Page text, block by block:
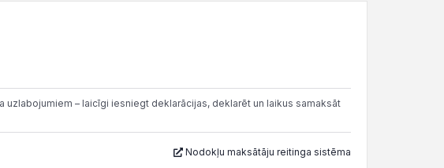
– laicīgi iesniegt deklarācijas, deklarēt un laikus samaksāt
Nodokļu maksātāju reitinga sistēma